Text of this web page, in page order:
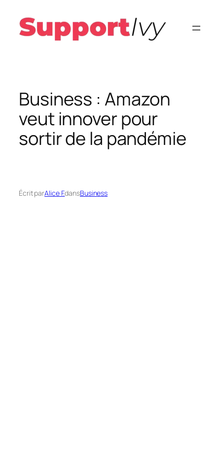
contenu
Business : Amazon
veut innover pour
sortir de la pandémie
Écrit parAlice F.dansBusiness